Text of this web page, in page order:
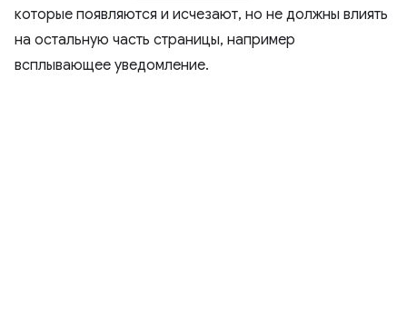
которые появляются и исчезают, но не должны влиять
на остальную часть страницы, например
всплывающее уведомление.